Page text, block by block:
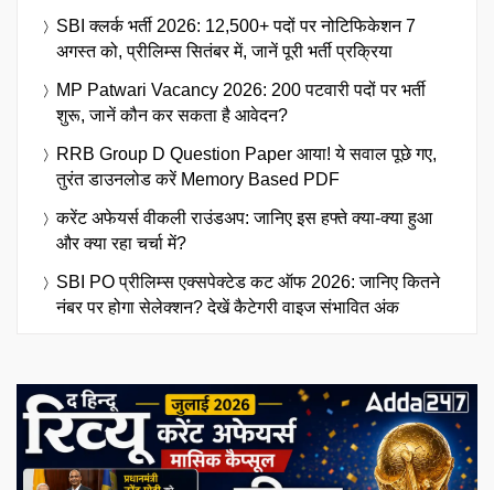
SBI क्लर्क भर्ती 2026: 12,500+ पदों पर नोटिफिकेशन 7
अगस्त को, प्रीलिम्स सितंबर में, जानें पूरी भर्ती प्रक्रिया
MP Patwari Vacancy 2026: 200 पटवारी पदों पर भर्ती
शुरू, जानें कौन कर सकता है आवेदन?
RRB Group D Question Paper आया! ये सवाल पूछे गए,
तुरंत डाउनलोड करें Memory Based PDF
करेंट अफेयर्स वीकली राउंडअप: जानिए इस हफ्ते क्या-क्या हुआ
और क्या रहा चर्चा में?
SBI PO प्रीलिम्स एक्सपेक्टेड कट ऑफ 2026: जानिए कितने
नंबर पर होगा सेलेक्शन? देखें कैटेगरी वाइज संभावित अंक